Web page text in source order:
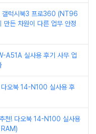
갤럭시북3 프로360 (NT96
든 차원이 다른 업무 안정
실사용 후기 사무 업
오북 14-N100 실사용 후
천! 다오북 14-N100 실사용